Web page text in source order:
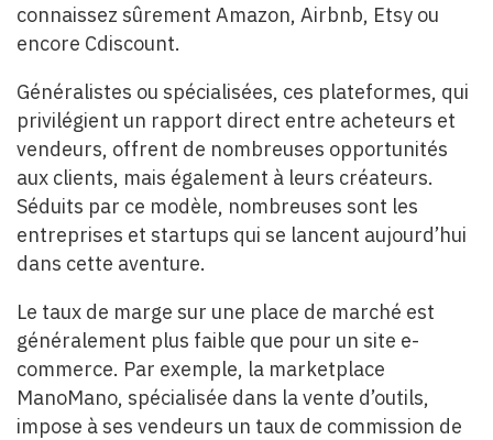
connaissez sûrement Amazon, Airbnb, Etsy ou
encore Cdiscount.
Généralistes ou spécialisées, ces plateformes, qui
privilégient un rapport direct entre acheteurs et
vendeurs, offrent de nombreuses opportunités
aux clients, mais également à leurs créateurs.
Séduits par ce modèle, nombreuses sont les
entreprises et startups qui se lancent aujourd’hui
dans cette aventure.
Le taux de marge sur une place de marché est
généralement plus faible que pour un site e-
commerce. Par exemple, la marketplace
ManoMano, spécialisée dans la vente d’outils,
impose à ses vendeurs un taux de commission de